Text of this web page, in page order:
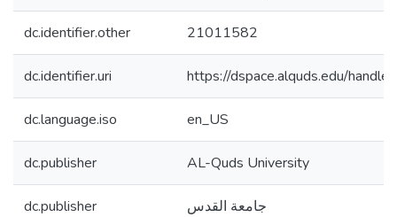
dc.identifier.other 21011582
dc.identifier.uri https://dspace.alquds.edu/
dc.language.iso en_US
dc.publisher AL-Quds University
dc.publisher جامعة القدس